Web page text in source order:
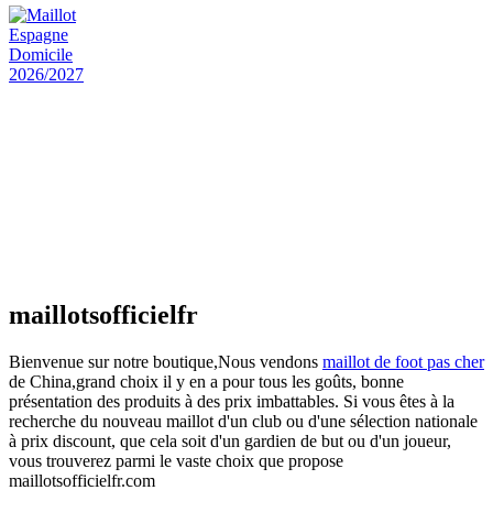
maillotsofficielfr
Bienvenue sur notre boutique,Nous vendons maillot de foot pas cher
de China,grand choix il y en a pour tous les goûts, bonne
présentation des produits à des prix imbattables. Si vous êtes à la
recherche du nouveau maillot d'un club ou d'une sélection nationale
à prix discount, que cela soit d'un gardien de but ou d'un joueur,
vous trouverez parmi le vaste choix que propose
maillotsofficielfr.com